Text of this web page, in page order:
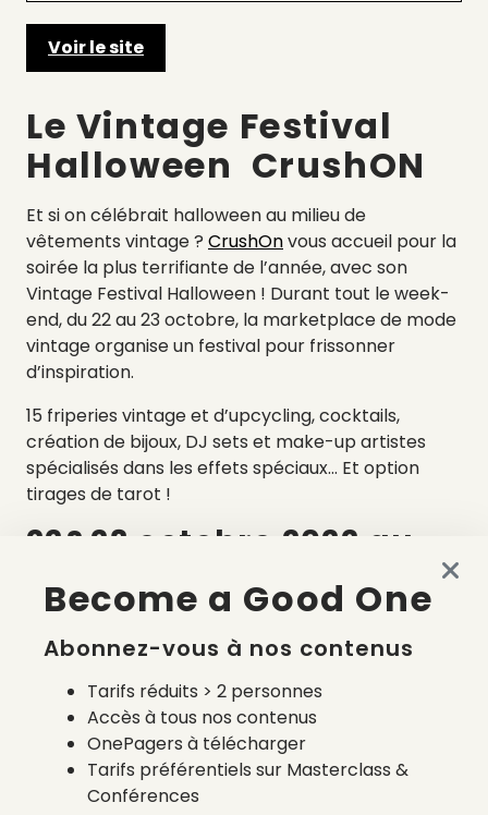
Voir le site
Le Vintage Festival
Halloween CrushON
Et si on célébrait halloween au milieu de
vêtements vintage ? CrushOnvous accueil pour la
soirée la plus terrifiante de l’année, avec son
Vintage Festival Halloween ! Durant tout le week-
end, du 22 au 23 octobre, la marketplace de mode
vintage organise un festival pour frissonner
d’inspiration.
15 friperies vintage et d’upcycling, cocktails,
création de bijoux, DJ sets et make-up artistes
spécialisés dans les effets spéciaux… Et option
tirages de tarot !
22&23 octobre 2022 au
Titi Palacio, dans le 4e, à
Paris
Entrée gratuite pour
tout·e·s.
Laisser un commentaire
Become a Good One
Abonnez-vous à nos contenus
Tarifs réduits > 2 personnes
Accès à tous nos contenus
OnePagers à télécharger
Tarifs préférentiels sur Masterclass &
Conférences